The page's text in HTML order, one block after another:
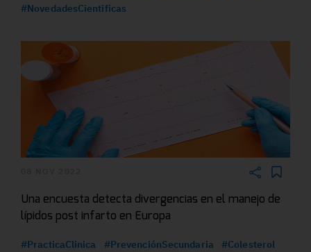
#NovedadesCientificas
Una encuesta detecta divergencias en el manejo de
lípidos post infarto en Europa
#PracticaClinica #PrevenciónSecundaria
#Colesterol